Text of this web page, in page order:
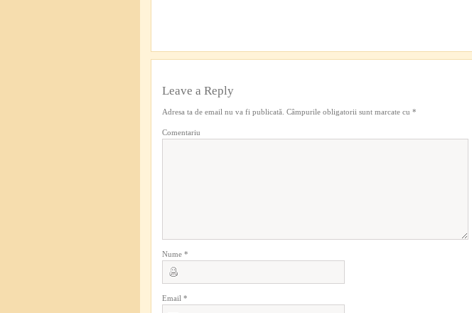
Leave a Reply
Adresa ta de email nu va fi publicată. Câmpurile obligatorii sunt marcate cu *
Comentariu
Nume *
Email *